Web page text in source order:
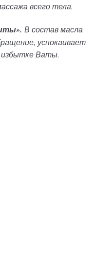
всего тела.
В состав масла
успокаивает
Ваты.